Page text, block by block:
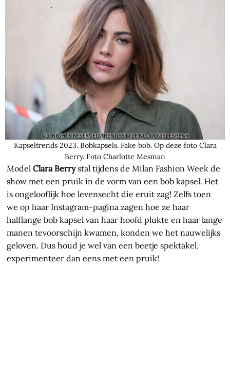
Kapseltrends 2023. Bobkapsels. Fake bob. Op deze foto Clara
Berry. Foto Charlotte Mesman
ModelClara Berrystal tijdens de Milan Fashion Week de
show met een pruik in de vorm van een bob kapsel. Het
is ongelooflijk hoe levensecht die eruit zag! Zelfs toen
we op haar Instagram-pagina zagen hoe ze haar
halflange bob kapsel van haar hoofd plukte en haar lange
manen tevoorschijn kwamen, konden we het nauwelijks
geloven. Dus houd je wel van een beetje spektakel,
experimenteer dan eens met een pruik!